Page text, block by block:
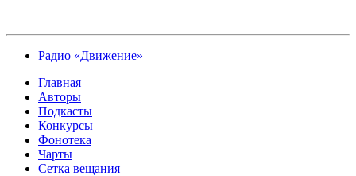
Радио «Движение»
Главная
Авторы
Подкасты
Конкурсы
Фонотека
Чарты
Сетка вещания